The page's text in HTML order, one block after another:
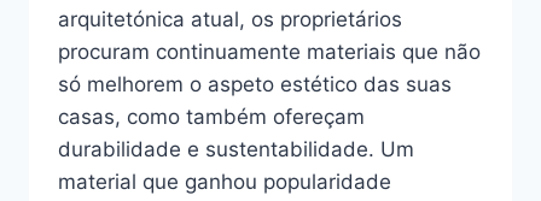
arquitetónica atual, os proprietários
procuram continuamente materiais que não
só melhorem o aspeto estético das suas
casas, como também ofereçam
durabilidade e sustentabilidade. Um
material que ganhou popularidade